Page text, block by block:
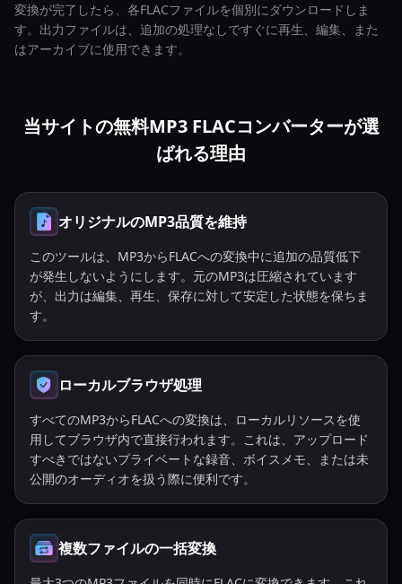
変換が完了したら、各FLACファイルを個別にダウンロードしま
す。出力ファイルは、追加の処理なしですぐに再生、編集、また
はアーカイブに使用できます。
当サイトの無料MP3 FLACコンバーターが選
ばれる理由
オリジナルのMP3品質を維持
このツールは、MP3からFLACへの変換中に追加の品質低下
が発生しないようにします。元のMP3は圧縮されています
が、出力は編集、再生、保存に対して安定した状態を保ちま
す。
ローカルブラウザ処理
すべてのMP3からFLACへの変換は、ローカルリソースを使
用してブラウザ内で直接行われます。これは、アップロード
すべきではないプライベートな録音、ボイスメモ、または未
公開のオーディオを扱う際に便利です。
複数ファイルの一括変換